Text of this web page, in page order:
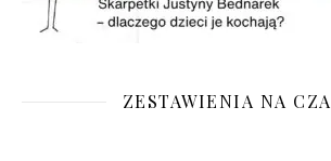
ZESTAWIENIA NA